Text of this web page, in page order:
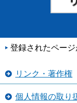
登録されたページ
リンク・著作権
個人情報の取り